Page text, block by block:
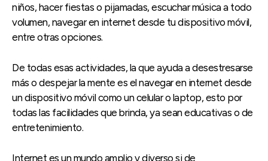
niños, hacer fiestas o pijamadas, escuchar música a todo
volumen, navegar en internet desde tu dispositivo móvil,
entre otras opciones.
De todas esas actividades, la que ayuda a desestresarse
más o despejar la mente es el navegar en internet desde
un dispositivo móvil como un celular o laptop, esto por
todas las facilidades que brinda, ya sean educativas o de
entretenimiento.
Internet es un mundo amplio y diverso si de